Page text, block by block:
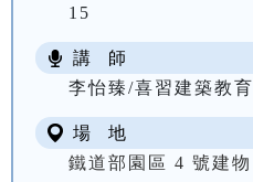
15
講 師
李怡臻/喜習建築教育
場 地
鐵道部園區 4 號建物